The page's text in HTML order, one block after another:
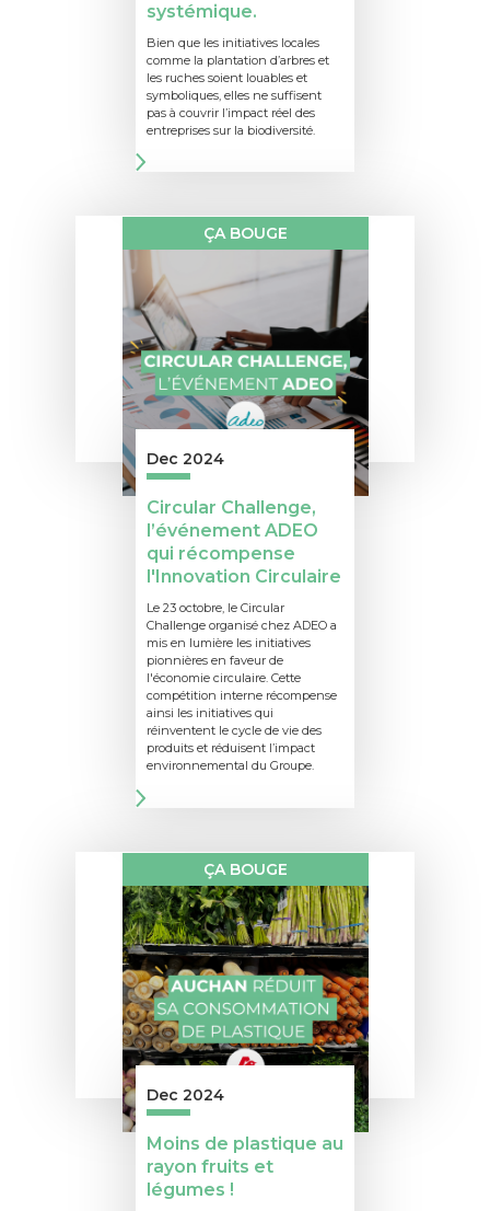
systémique.
Bien que les initiatives locales
comme la plantation d’arbres et
les ruches soient louables et
symboliques, elles ne suffisent
pas à couvrir l’impact réel des
entreprises sur la biodiversité.
ÇA BOUGE
Dec 2024
Circular Challenge,
l’événement ADEO
qui récompense
l'Innovation Circulaire
Le 23 octobre, le Circular
Challenge organisé chez ADEO a
mis en lumière les initiatives
pionnières en faveur de
l'économie circulaire. Cette
compétition interne récompense
ainsi les initiatives qui
réinventent le cycle de vie des
produits et réduisent l’impact
environnemental du Groupe.
ÇA BOUGE
Dec 2024
Moins de plastique au
rayon fruits et
légumes !